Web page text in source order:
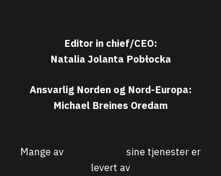
Editor in chief/CEO:
Natalia Jolanta Pobłocka
Ansvarlig Norden og Nord-Europa:
Michael Breines Oredam
Mange av
sine tjenester er
levert av